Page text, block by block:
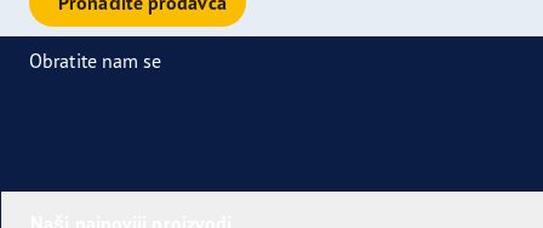
Obratite nam se